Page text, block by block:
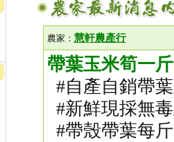
農家： 慧軒農產行
帶葉玉米筍一
#自產自銷帶
#新鮮現採無
#帶殼帶葉每